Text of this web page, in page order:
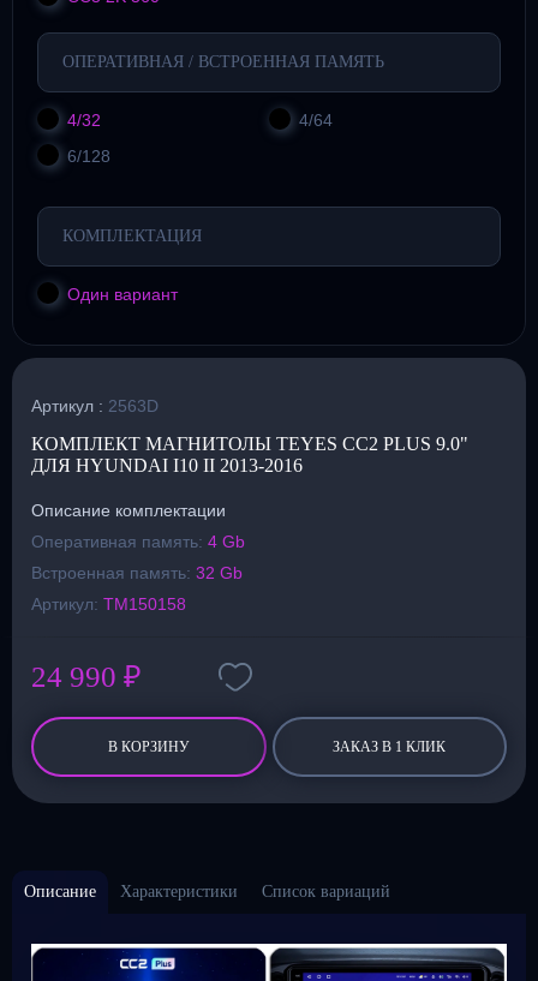
ОПЕРАТИВНАЯ / ВСТРОЕННАЯ ПАМЯТЬ
4/32
4/64
6/128
КОМПЛЕКТАЦИЯ
Один вариант
Артикул : 2563D
КОМПЛЕКТ МАГНИТОЛЫ TEYES CC2 PLUS 9.0"
ДЛЯ HYUNDAI I10 II 2013-2016
Описание комплектации
Оперативная память: 4 Gb
Встроенная память: 32 Gb
Артикул: TM150158
24 990 ₽
В КОРЗИНУ ЗАКАЗ В 1 КЛИК
Описание Характеристики Список вариаций